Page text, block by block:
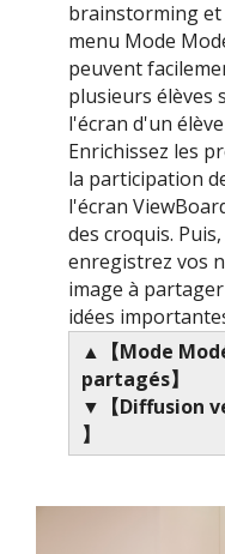
brainstorming et
menu Mode
peuvent
plusieurs élèves
l'écran d'un
Enrichissez les
la participation
l'écran
des croquis.
enregistrez vos
image à
idées
▲【Mode
▼【Diffusion
】